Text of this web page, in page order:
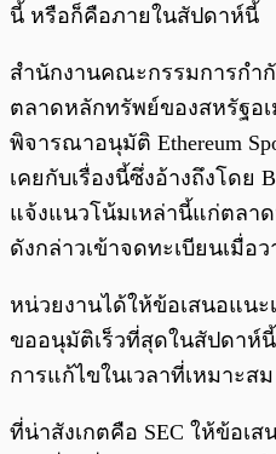
นี้ หรือก็คือภายในสัปดาห์นี้
สำนักงานคณะกรรมการกำ
ตลาดหลักทรัพย์ของสหรัฐอเ
พิจารณาอนุมัติ Ethereum
เคยกับเรื่องนี้ซึ่งอ้างถึงโดย
แจ้งแนวโน้มเหล่านี้แก่ตล
ดังกล่าวเข้าจดทะเบียนเมื่อ
หน่วยงานได้ให้ข้อเสนอแน
ขออนุมัติเร็วที่สุดในสัปดาห์
การแก้ไขในเวลาที่เหมาะสม
ที่น่าสังเกตคือ SEC ให้ข้อเ